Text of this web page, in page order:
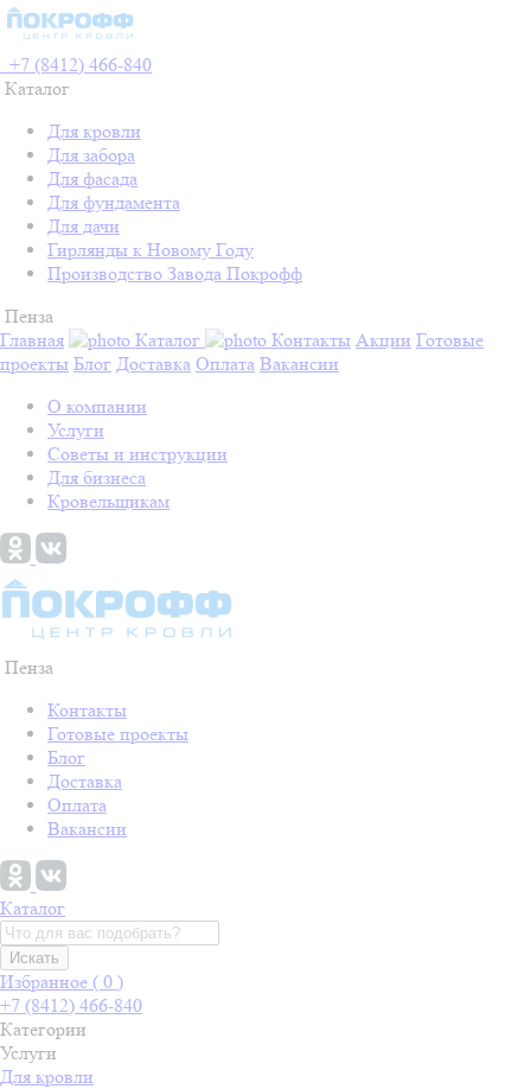
+7 (8412) 466-840
Каталог
Для кровли
Для забора
Для фасада
Для фундамента
Для дачи
Гирлянды к Новому Году
Производство Завода Покрофф
Пенза
Главная
Каталог Контакты Акции Готовые
проекты Блог Доставка Оплата Вакансии
О компании
Услуги
Советы и инструкции
Для бизнеса
Кровельщикам
Пенза
Контакты
Готовые проекты
Блог
Доставка
Оплата
Вакансии
Каталог
Искать
Избранное ( 0 )
+7 (8412) 466-840
Категории
Услуги
Для кровли